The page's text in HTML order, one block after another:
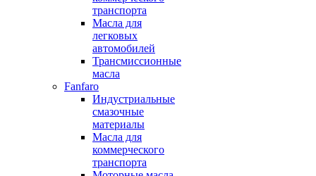
транспорта
Масла для
легковых
автомобилей
Трансмиссионные
масла
Fanfaro
Индустриальные
смазочные
материалы
Масла для
коммерческого
транспорта